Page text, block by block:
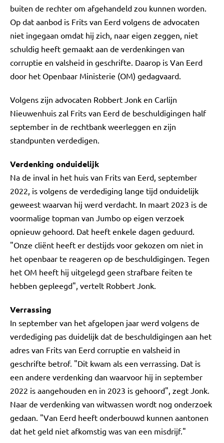
buiten de rechter om afgehandeld zou kunnen worden.
Op dat aanbod is Frits van Eerd volgens de advocaten
niet ingegaan omdat hij zich, naar eigen zeggen, niet
schuldig heeft gemaakt aan de verdenkingen van
corruptie en valsheid in geschrifte. Daarop is Van Eerd
door het Openbaar Ministerie (OM) gedagvaard.
Volgens zijn advocaten Robbert Jonk en Carlijn
Nieuwenhuis zal Frits van Eerd de beschuldigingen half
september in de rechtbank weerleggen en zijn
standpunten verdedigen.
Verdenking onduidelijk
Na de inval in het huis van Frits van Eerd, september
2022, is volgens de verdediging lange tijd onduidelijk
geweest waarvan hij werd verdacht. In maart 2023 is de
voormalige topman van Jumbo op eigen verzoek
opnieuw gehoord. Dat heeft enkele dagen geduurd.
"Onze cliënt heeft er destijds voor gekozen om niet in
het openbaar te reageren op de beschuldigingen. Tegen
het OM heeft hij uitgelegd geen strafbare feiten te
hebben gepleegd", vertelt Robbert Jonk.
Verrassing
In september van het afgelopen jaar werd volgens de
verdediging pas duidelijk dat de beschuldigingen aan het
adres van Frits van Eerd corruptie en valsheid in
geschrifte betrof. "Dit kwam als een verrassing. Dat is
een andere verdenking dan waarvoor hij in september
2022 is aangehouden en in 2023 is gehoord", zegt Jonk.
Naar de verdenking van witwassen wordt nog onderzoek
gedaan. "Van Eerd heeft onderbouwd kunnen aantonen
dat het geld niet afkomstig was van een misdrijf."